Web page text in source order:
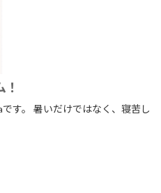
す。 暑いだけではなく、寝苦し